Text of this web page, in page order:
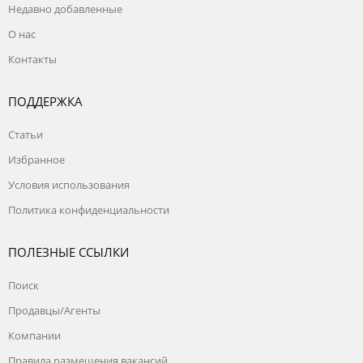
Специалист по сетевому маркетингу
Руководитель
Дистрибьютер, консультант
Недавно добавленные
О нас
Контакты
ПОДДЕРЖКА
Статьи
Избранное
Условия использования
Политика конфиденциальности
ПОЛЕЗНЫЕ ССЫЛКИ
Поиск
Продавцы/Агенты
Компании